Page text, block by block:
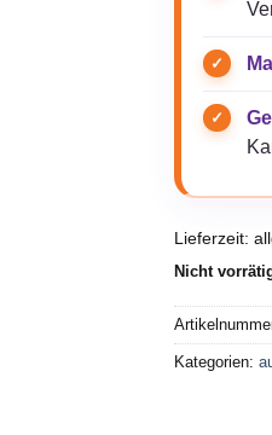
Lieferzeit:
Nicht
Kategorien: